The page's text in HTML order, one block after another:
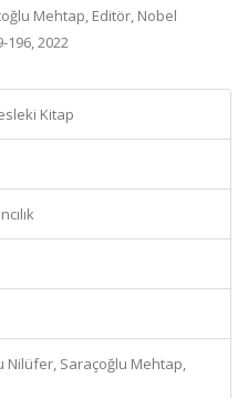
Mehtap, Editör, Nobel
196, 2022
Kitap
Nilüfer, Saraçoğlu Mehtap,